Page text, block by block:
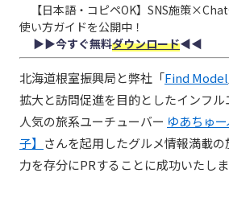
【日本語・コピペOK】SNS施策
使い方ガイドを公開中！
▶︎▶︎今すぐ無料ダウンロード◀︎◀︎
北海道根室振興局と弊社「Find Model
拡大と訪問促進を目的としたインフル
人気の旅系ユーチューバー ゆあちゅ
子】 さんを起用したグルメ情報満載
力を存分にPRすることに成功いたしま